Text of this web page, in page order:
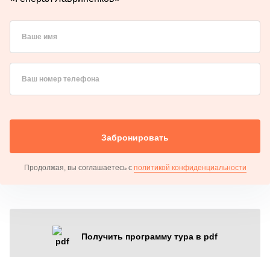
Ваше имя
Ваш номер телефона
Забронировать
Продолжая, вы соглашаетесь с политикой конфиденциальности
Получить программу тура в pdf